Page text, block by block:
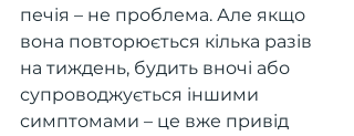
печія – не проблема. Але якщо
вона повторюється кілька разів
на тиждень, будить вночі або
супроводжується іншими
симптомами – це вже привід